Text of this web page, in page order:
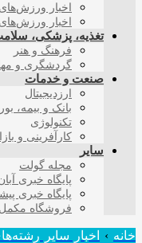
اخبار
اخبار
تغذیه، پزشکی،
فرهنگ و هنر
گردشگری و
صنعت و خدمات
ارزدیجیتال
بانک و بیمه،
تکنولوژی
کارآفرینی و
سایر
مجله گولت
پایگاه خبری
پایگاه خبری
فروشگاه
خانه › اخبار سایر